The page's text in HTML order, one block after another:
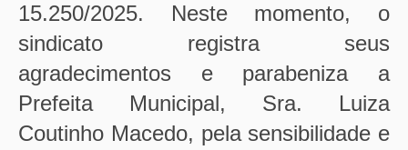
15.250/2025. Neste momento, o
sindicato registra seus
agradecimentos e parabeniza a
Prefeita Municipal, Sra. Luiza
Coutinho Macedo, pela sensibilidade e